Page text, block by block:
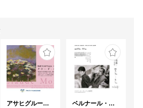
ーム2014」大阪　大丸百貨店心斎
ART 2015」大阪 江之子島創
京青山　スパイラルホール
ASIA2015」 大阪 中央公会堂
アサヒグループ大山崎山荘美術館 開館30周年記念展「没後100年 クロード・モネ」 ベルナール・ビュフェと写真 ーカメラがとらえたビュフェとその時代、そして21 世紀へ